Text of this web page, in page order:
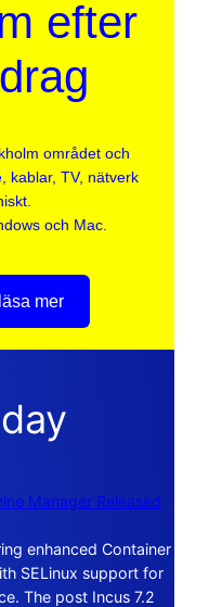
efter
området och
kablar, TV, nätverk
och Mac.
mer
Manager Released
enhanced Container
SELinux support for
The post Incus 7.2